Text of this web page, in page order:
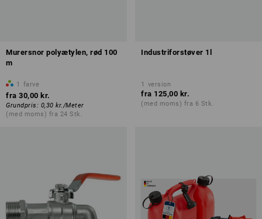
Murersnor polyætylen, rød 100
m
1 farve
fra 30,00 kr.
Grundpris: 0,30 kr./Meter
(med moms) fra 24 Stk.
Industriforstøver 1l
1 version
fra 125,00 kr.
(med moms) fra 6 Stk.